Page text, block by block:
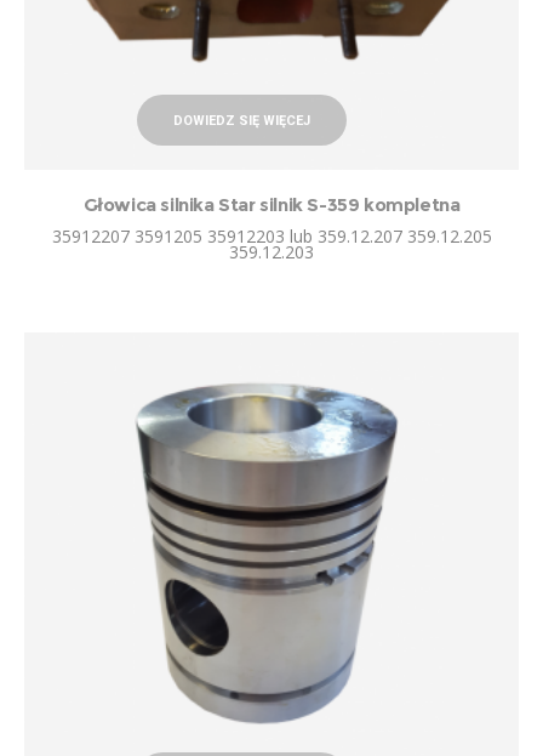
DOWIEDZ SIĘ WIĘCEJ
Głowica silnika Star silnik S-359 kompletna
35912207 3591205 35912203 lub 359.12.207 359.12.205
359.12.203